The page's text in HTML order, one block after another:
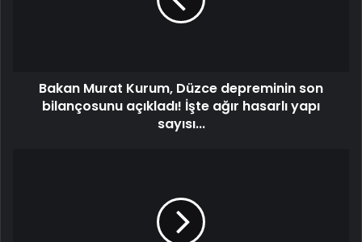
Bakan Murat Kurum, Düzce depreminin son
bilançosunu açıkladı! İşte ağır hasarlı yapı
sayısı...